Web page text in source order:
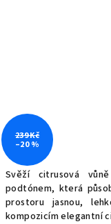
Svěží citrusová
podtónem, která
prostoru jasnou,
kompozicím elegantní
239 Kč
–20 %